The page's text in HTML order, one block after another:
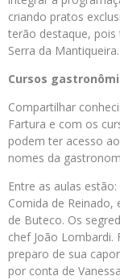
criando pratos
terão destaque,
Serra da Mantiqueira.
Cursos
Compartilhar
Fartura e com os
podem ter acesso
nomes da
Entre as aulas
Comida de Reinado,
de Buteco. Os
chef João Lombardi.
preparo de sua
por conta de